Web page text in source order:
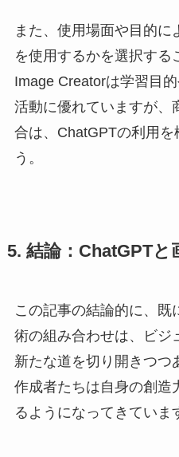
また、使用場面や目的
を使用するかを選択する
Image Creatorは学習目
活動に優れていますが、
合は、ChatGPTの利用を
う。
5. 結論：ChatGPTと
この記事の結論的に、既
術の組み合わせは、ビジ
新たな道を切り開きつつ
作成者たちは自身の創造
るようになってきていま